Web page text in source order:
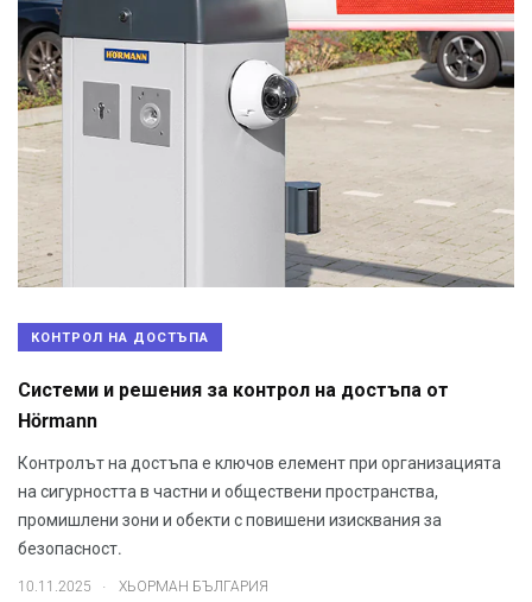
КОНТРОЛ НА ДОСТЪПА
Системи и решения за контрол на достъпа от
Hörmann
Контролът на достъпа е ключов елемент при организацията
на сигурността в частни и обществени пространства,
промишлени зони и обекти с повишени изисквания за
безопасност.
10.11.2025 . ХЬОРМАН БЪЛГАРИЯ